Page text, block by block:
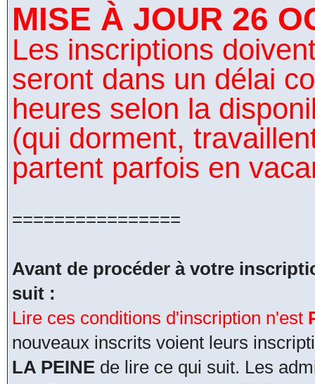
MISE À JOUR 26
Les inscriptions
seront dans un délai
heures selon la
(qui dorment,
partent parfois en
================
Avant de procéder à votre
suit :
Lire ces conditions d'inscription n'est
nouveaux inscrits voient leurs
LA PEINEde lire ce qui suit. Les